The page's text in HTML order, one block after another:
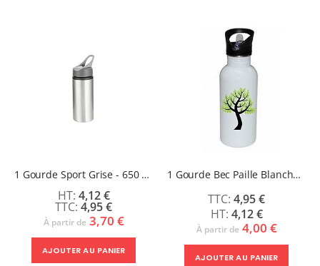
1 Gourde Sport Grise - 650 ml - SPARK
4,95 €
4,12 €
À partir de 3,70 €
AJOUTER AU PANIER
1 Gourde Bec Paille Blanche ou Grise - ZING
4,95 €
4,12 €
À partir de 4,00 €
AJOUTER AU PANIER